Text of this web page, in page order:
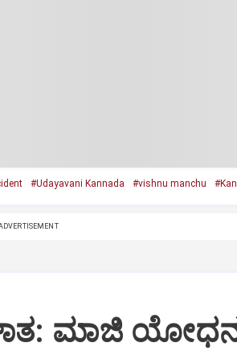
#Udayavani Kannada #vishnu manchu
ಮಾಜಿ